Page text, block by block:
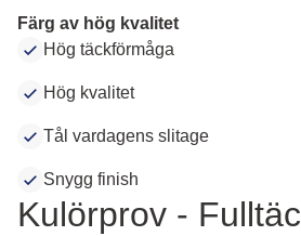
Färg av hög kvalitet
Hög täckförmåga
Hög kvalitet
Tål vardagens slitage
Snygg finish
Kulörprov -